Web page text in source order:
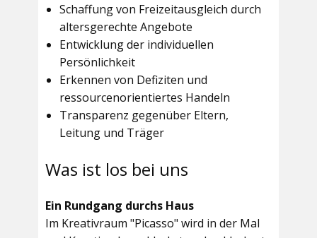
Schaffung von Freizeitausgleich durch
altersgerechte Angebote
Entwicklung der individuellen
Persönlichkeit
Erkennen von Defiziten und
ressourcenorientiertes Handeln
Transparenz gegenüber Eltern,
Leitung und Träger
Was ist los bei uns
Ein Rundgang durchs Haus
Im Kreativraum "Picasso" wird in der Mal